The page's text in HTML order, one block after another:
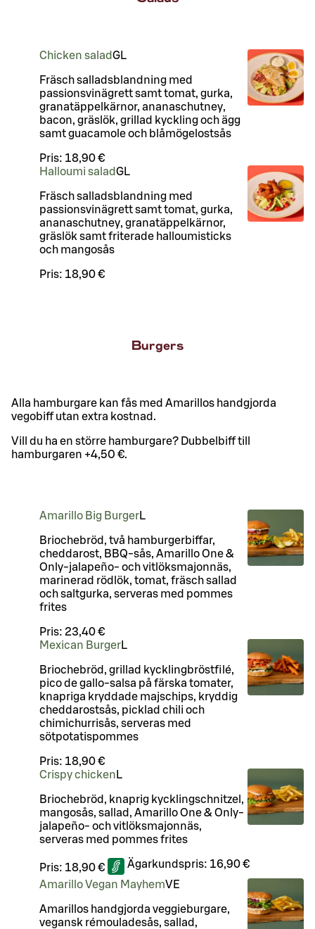
Chicken saladGL
Fräsch salladsblandning med
passionsvinägrett samt tomat, gurka,
granatäppelkärnor, ananaschutney,
bacon, gräslök, grillad kyckling och ägg
samt guacamole och blåmögelostsås
Pris: 18,90 €
Halloumi saladGL
Fräsch salladsblandning med
passionsvinägrett samt tomat, gurka,
ananaschutney, granatäppelkärnor,
gräslök samt friterade halloumisticks
och mangosås
Pris: 18,90 €
Burgers
Alla hamburgare kan fås med Amarillos handgjorda
vegobiff utan extra kostnad.
Vill du ha en större hamburgare? Dubbelbiff till
hamburgaren +4,50 €.
Amarillo Big BurgerL
Briochebröd, två hamburgerbiffar,
cheddarost, BBQ-sås, Amarillo One &
Only-jalapeño- och vitlöksmajonnäs,
marinerad rödlök, tomat, fräsch sallad
och saltgurka, serveras med pommes
frites
Pris: 23,40 €
Mexican BurgerL
Briochebröd, grillad kycklingbröstfilé,
pico de gallo-salsa på färska tomater,
knapriga kryddade majschips, kryddig
cheddarostsås, picklad chili och
chimichurrisås, serveras med
sötpotatispommes
Pris: 18,90 €
Crispy chicken L
Briochebröd, knaprig kycklingschnitzel,
mangosås, sallad, Amarillo One & Only-
jalapeño- och vitlöksmajonnäs,
serveras med pommes frites
Pris: 18,90 € Ägarkundspris: 16,90 €
Amarillo Vegan MayhemVE
Amarillos handgjorda veggieburgare,
vegansk rémouladesås, sallad,